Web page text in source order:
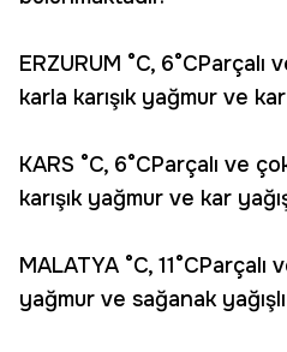
ERZURUM °C, 6°CParçalı
karla karışık yağmur ve kar
KARS °C, 6°CParçalı ve
karışık yağmur ve kar
MALATYA °C, 11°CParçalı
yağmur ve sağanak yağışlı